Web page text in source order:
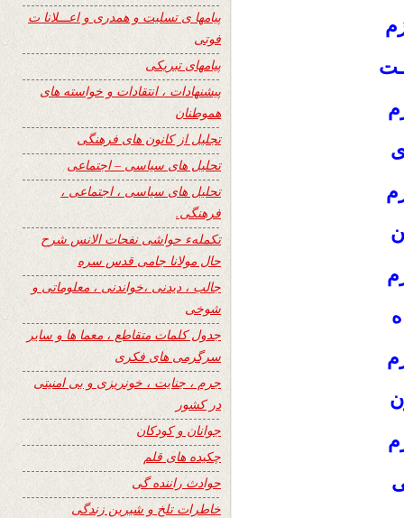
پیامها ی تسلیت و همدری و اعـــلانا ت
فوتی
پیامهای تبریکی
پیشنهادات ، انتقادات و خواسته های
هموطنان
تجلیل از کانون های فرهنگی
تحلیل های سیاسی – اجتماعی
تحلیل های سیاسی ، اجتماعی ،
فرهنگی.
تکملهء حواشی نفحات الانس شرح
حال مولانا جامی قدس سره
جالب ، دیدنی ،خواندنی ، معلوماتی و
شوخی
جدول کلمات متقاطع ، معما ها و سایر
سرگرمی های فکری
جرم ، جنایت ، خونریزی و بی امنیتی
در کشور
جوانان و کودکان
چکیده های قلم
حوادث راننده گی
خاطرات تلخ و شیرین زندگی